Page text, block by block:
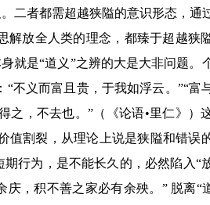
二者都需超越狭隘的意识形态，通
解放全人类的理念，都臻于超越狭
就是“道义 ”之辨的大是大非问题。
“不义而富且贵，于我如浮云。 ”“富
之，不去也。” （《论语•里仁》）
值割裂，从理论上说是狭隘和错误
期行为，是不能长久的，必然陷入“
庆，积不善之家必有余殃。 ”脱离“